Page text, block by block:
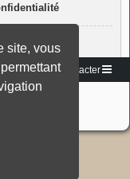
site, vous
Nous contacter